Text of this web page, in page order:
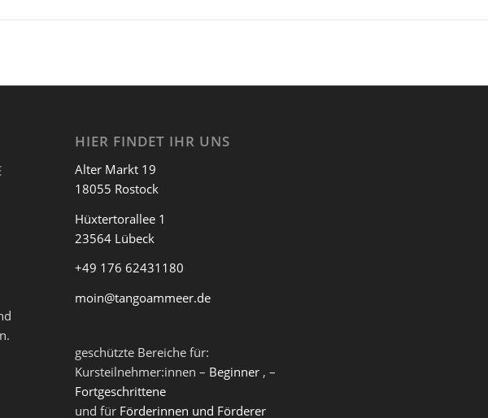
HIER FINDET IHR UNS
Alter Markt 19
18055 Rostock
Hüxtertorallee 1
23564 Lübeck
+49 176 62431180
moin@tangoammeer.de
geschützte Bereiche für:
Kursteilnehmer:innen – Beginner, –
Fortgeschrittene
und für Förderinnen und Förderer